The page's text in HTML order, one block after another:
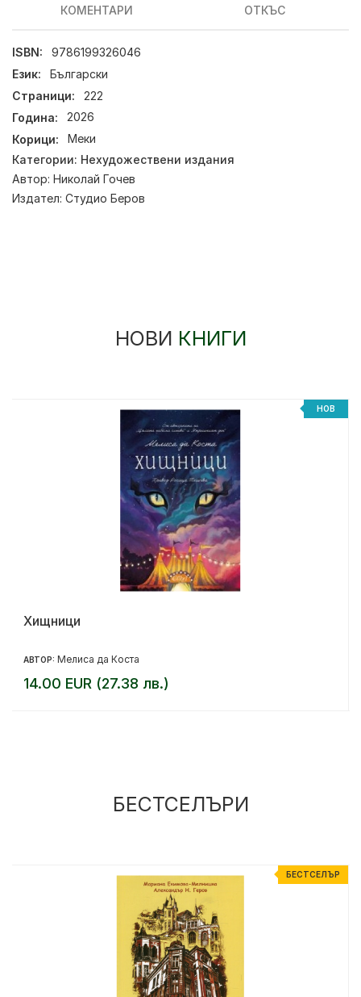
КОМЕНТАРИ ОТКЪС
ISBN:
9786199326046
Език:
Български
Страници:
222
Година:
2026
Корици:
Меки
Категории: Нехудожествени издания
Автор: Николай Гочев
Издател: Студио Беров
НОВИ КНИГИ
НОВ
Хищници
АВТОР: Мелиса да Коста
14.00 EUR (27.38 лв.)
БЕСТСЕЛЪРИ
БЕСТСЕЛЪР